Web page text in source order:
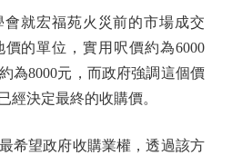
就宏福苑火災前的市場成交
的單位，實用呎價約為6000
為8000元，而政府強調這個價
經決定最終的收購價。
望政府收購業權，透過該方